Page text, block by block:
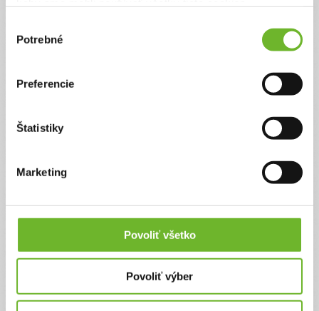
súhlasu
Potrebné
Preferencie
Štatistiky
Marketing
Povoliť všetko
Povoliť výber
Spoločnosť je neskutočne polarizovaná, no deti
vojny za to nemôžu. Mnohé z nich stratili svojich
pobytového tábora pre ukrajinské siroty z
Výzvy, ktoré sme podporili(3)